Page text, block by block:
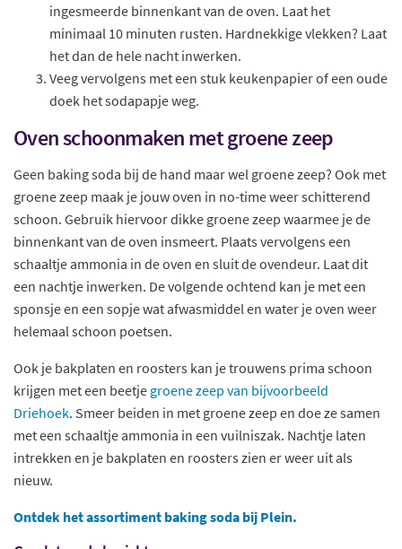
ingesmeerde binnenkant van de oven. Laat het
minimaal 10 minuten rusten. Hardnekkige vlekken? Laat
het dan de hele nacht inwerken.
Veeg vervolgens met een stuk keukenpapier of een oude
doek het sodapapje weg.
Oven schoonmaken met groene zeep
Geen baking soda bij de hand maar wel groene zeep? Ook met
groene zeep maak je jouw oven in no-time weer schitterend
schoon. Gebruik hiervoor dikke groene zeep waarmee je de
binnenkant van de oven insmeert. Plaats vervolgens een
schaaltje ammonia in de oven en sluit de ovendeur. Laat dit
een nachtje inwerken. De volgende ochtend kan je met een
sponsje en een sopje wat afwasmiddel en water je oven weer
helemaal schoon poetsen.
Ook je bakplaten en roosters kan je trouwens prima schoon
krijgen met een beetje groene zeep van bijvoorbeeld
Driehoek. Smeer beiden in met groene zeep en doe ze samen
met een schaaltje ammonia in een vuilniszak. Nachtje laten
intrekken en je bakplaten en roosters zien er weer uit als
nieuw.
Ontdek het assortiment baking soda bij Plein.